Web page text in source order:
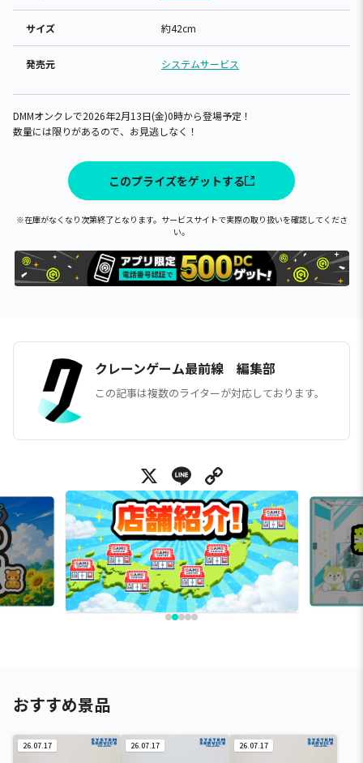
サイズ 約42cm
発売元 システムサービス
DMMオンクレで2026年2月13日(金)0時から登場予定！
数量には限りがあるので、お見逃しなく！
このプライズをゲットする
※在庫がなくなり次第終了となります。サービスサイトで実際の取り扱いを確認してくださ
い。
クレーンゲーム最前線 編集部
この記事は複数のライターが対応しております。
X Line
おすすめ景品
26.07.17 26.07.17 26.07.17